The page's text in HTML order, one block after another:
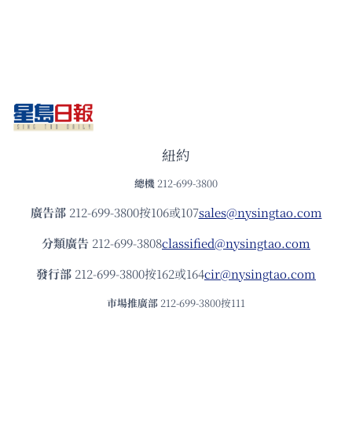
紐約
總機 212-699-3800
廣告部212-699-3800按106或107sales@nysingtao.com
分類廣告 212-699-3808classified@nysingtao.com
發⾏部 212-699-3800按162或164cir@nysingtao.com
市場推廣部 212-699-3800按111